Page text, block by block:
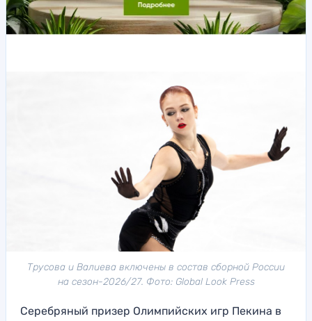
Трусова и Валиева включены в состав сборной России
на сезон-2026/27. Фото: Global Look Press
Серебряный призер Олимпийских игр Пекина в